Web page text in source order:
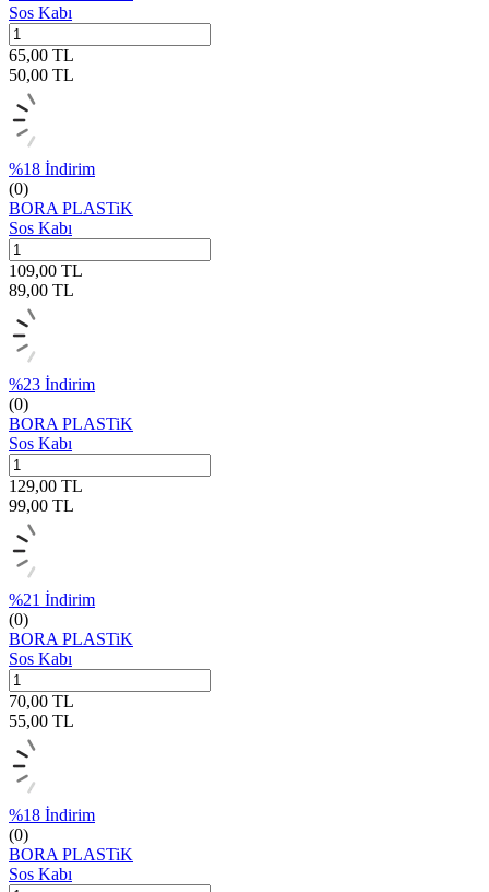
Sos Kabı
65,00 TL
50,00 TL
%18 İndirim
(0)
BORA PLASTiK
Sos Kabı
109,00 TL
89,00 TL
%23 İndirim
(0)
BORA PLASTiK
Sos Kabı
129,00 TL
99,00 TL
%21 İndirim
(0)
BORA PLASTiK
Sos Kabı
70,00 TL
55,00 TL
%18 İndirim
(0)
BORA PLASTiK
Sos Kabı